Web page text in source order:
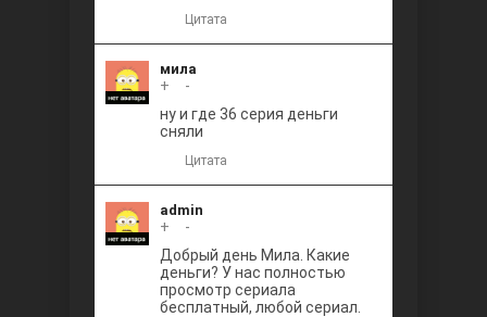
Цитата
мила
+
-
ну и где 36 серия деньги
сняли
Цитата
admin
+
-
Добрый день Мила. Какие
деньги? У нас полностью
просмотр сериала
бесплатный, любой сериал.